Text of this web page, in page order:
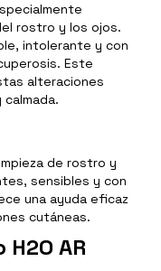
rostro y los ojos.
intolerante y con
Este
alteraciones
de rostro y
sensibles y con
una ayuda eficaz
cutáneas.
AR